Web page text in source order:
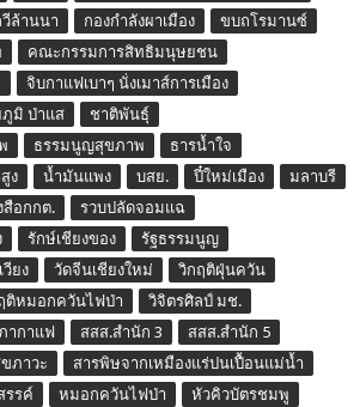
วีล้านนา กองกำลังผาเมือง
ขบถโรมานซ์
คณะกรรมการสิทธิมนุษยชน
จิบกาแฟเบาๆ นั่งเมาส์การเมือง
มิ ป่าแส
ชาติพันธุ์
ธรรมนูญสุขภาพ
ธารน้ำใจ
ง
น้ำมันแพง บสย. ปี๋ใหม่เมือง
มลาบรี
อกกต.
รวบปลัดจอมแฉ
รักษ์เชียงของ
รัฐธรรมนูญ
วียง วัดจีนเชียงใหม่
วิกฤติฝุ่นควัน
ติหมอกควันไฟป่า
วิจิตรศิลป์ มช.
ากาแฟ สสส.สำนัก 3
สสส.สำนัก 5
ภาวะ
สารพิษจากเหมืองแร่ปนเปื้อนแม่น้ำ
รรค์ หมอกควันไฟป่า
หัวคิวบัตรชมพู